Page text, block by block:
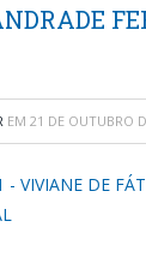
EM 21 DE OUTUBRO
- VIVIANE DE